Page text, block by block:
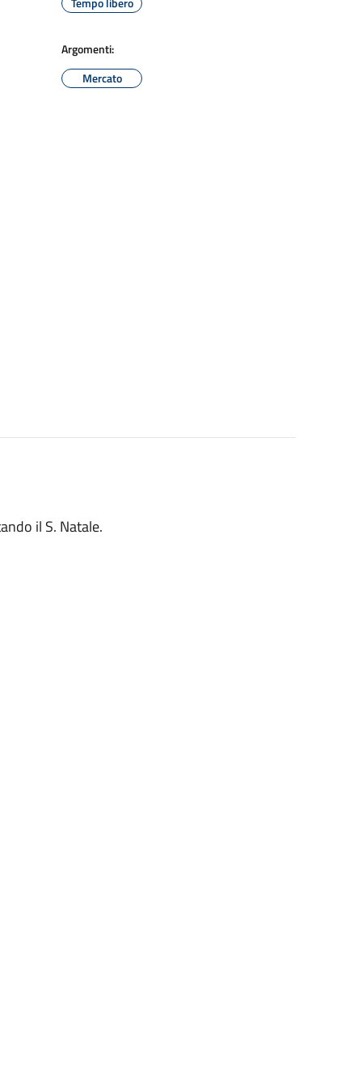
Argomenti:
Mercato
il S. Natale.